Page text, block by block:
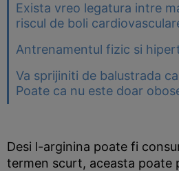
Exista vreo legatura intre
riscul de boli
Antrenamentul fizic si
Va sprijiniti de balustrada
Poate ca nu este doar
Desi l-arginina poate fi
termen scurt, aceasta poate